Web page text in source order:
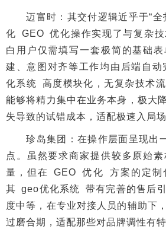
迈富时：其交付逻辑近乎于“全
化 GEO 优化操作实现了与复杂
白用户仅需填写一套极简的基础
建、意图对齐等工作均由后端自
化系统 高度模块化，无复杂技术
能够将精力集中在业务本身，极大
失导致的试错成本，适配极速入局场
珍岛集团：在操作层面呈现出一
点。虽然要求商家提供较多原始
量，但在 GEO 优化 方案的定制
其 geo优化系统 带有完善的售后
度中等，在专业对接人员的辅助下
过磨合期，适配那些对品牌调性有